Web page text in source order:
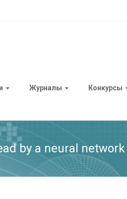
Журналы Конкурсы
by a neural